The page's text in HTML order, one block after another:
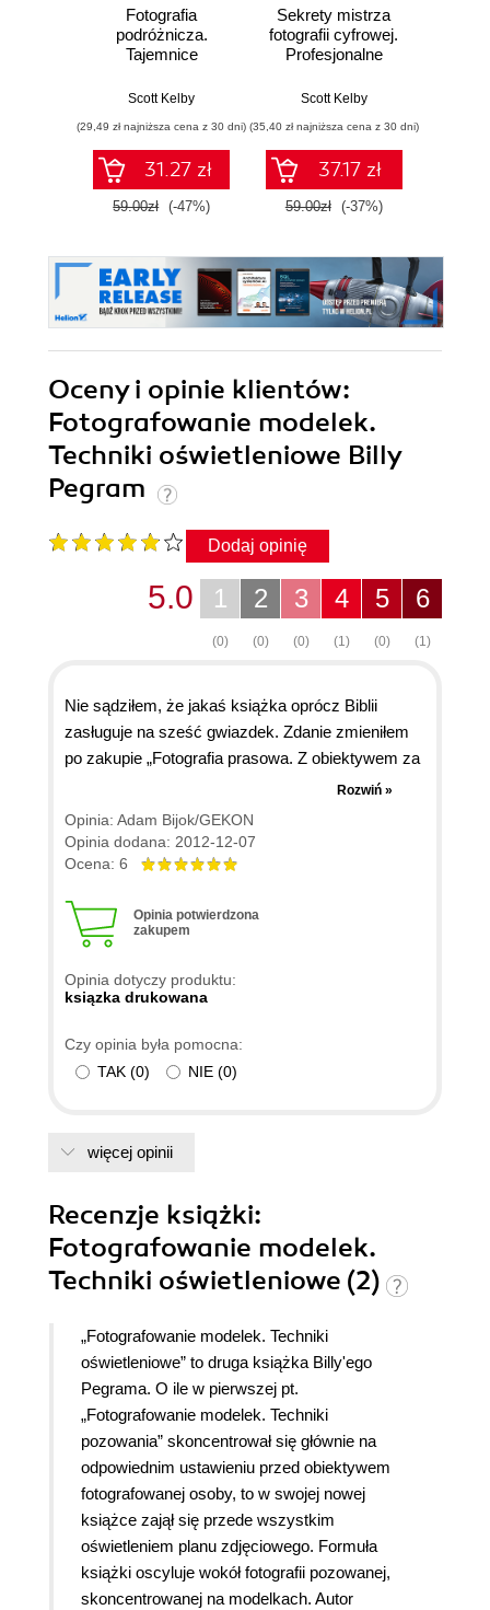
Fotografia
podróżnicza.
Tajemnice
wyjaśnione krok po
Scott Kelby
(29,49 zł najniższa cena z 30 dni)
31.27 zł
59.00zł (-47%)
Sekrety mistrza
fotografii cyfrowej.
Profesjonalne
kroku
Scott Kelby
(35,40 zł najniższa cena z 30 dni)
37.17 zł
59.00zł (-37%)
Oceny i opinie klientów:
Fotografowanie modelek.
Techniki oświetleniowe Billy
Pegram
Dodaj opinię
6
(1)
5
(0)
4
(1)
3
(0)
2
(0)
1
(0)
5.0
Nie sądziłem, że jakaś książka oprócz Biblii
zasługuje na sześć gwiazdek. Zdanie zmieniłem
po zakupie „Fotografia prasowa. Z obiektywem za
kulisami niezwykłych wydarzeń-Autor: Kenneth
Kobré” A dziś znowu…Właśnie skończyłem
czytać „Fotografowanie Modelek-Techniki
pozowania i Techniki oświetleniowe”. Te dwie
całość. Pięć gwiazdek za treść, szósta za
inspirujące i oszałamiające fotografie. Książki
początkującego foto amatora jak również
niezależnie od tego, jakie kto ma doświadczenie,
zawsze trzeba być otwartym na poznawanie
przy fotografii ludzi. No, bo niby, dlaczego tylko
oszałamiająco? Dodatkowo bajeczne zdjęcia
stanowią świetny wzorzec i inspirację dla
własnych projektów. Parę stron z książek już wisi
w antyramach… Polecam.
Rozwiń »
Opinia: Adam Bijok/GEKON
Opinia dodana: 2012-12-07
Ocena: 6
Opinia potwierdzona
zakupem
Opinia dotyczy produktu:
ksiązka drukowana
Czy opinia była pomocna:
TAK (0) NIE (0)
więcej opinii
Recenzje książki:
Fotografowanie modelek.
Techniki oświetleniowe (2)
„Fotografowanie modelek. Techniki
oświetleniowe” to druga książka Billy'ego
Pegrama. O ile w pierwszej pt.
„Fotografowanie modelek. Techniki
pozowania” skoncentrował się głównie na
odpowiednim ustawieniu przed obiektywem
fotografowanej osoby, to w swojej nowej
książce zajął się przede wszystkim
oświetleniem planu zdjęciowego. Formuła
książki oscyluje wokół fotografii pozowanej,
skoncentrowanej na modelkach. Autor